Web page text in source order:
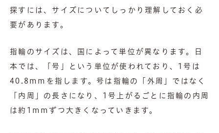
探すには、サイズについてしっかり理解しておく必
要があります。
指輪のサイズは、国によって単位が異なります。日
本では、「号」という単位が使われており、1号は
40.8mmを指します。号は指輪の「外周」ではなく
「内周」の長さになり、1号上がるごとに指輪の内周
は約1mmずつ大きくなっていきます。